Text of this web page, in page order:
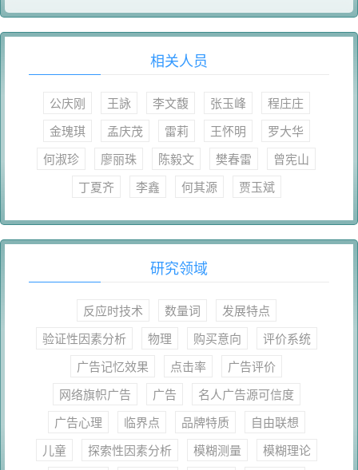
相关人员
公庆刚 王詠 李文馥 张玉峰
程庄庄
金瑰琪
孟庆茂 雷莉 王怀明
罗大华
何淑珍
廖丽珠 陈毅文 樊春雷
曾宪山
丁夏齐
李鑫 何其源 贾玉斌
研究领域
反应时技术 数量词
发展特点
验证性因素分析
物理 购买意向
评价系统
广告记忆效果
点击率
广告评价
网络旗帜广告
广告
名人广告源可信度
广告心理
临界点 品牌特质
自由联想
儿童
探索性因素分析 模糊测量
模糊理论